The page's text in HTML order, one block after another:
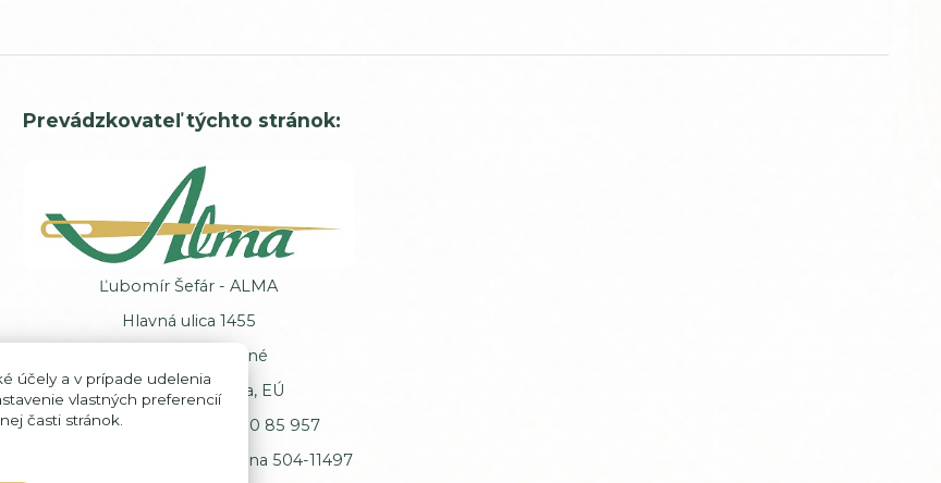
Prevádzkovateľ týchto stránok:
Ľubomír Šefár - ALMA
Hlavná ulica 1455
013 62 Veľké Rovné
Slovenská republika, EÚ
IČ DPH: SK102 00 85 957
Registrácia: Okresný úrad Žilina 504-11497
účely a v prípade udelenia
vlastných preferencií
časti stránok.